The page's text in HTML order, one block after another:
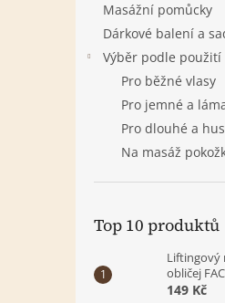
Masážní pomůcky
Dárkové balení a
Výběr podle použití
Pro běžné vlasy
Pro jemné a
Pro dlouhé a
Na masáž
Top 10 produktů
Liftingový
obličej
149 Kč